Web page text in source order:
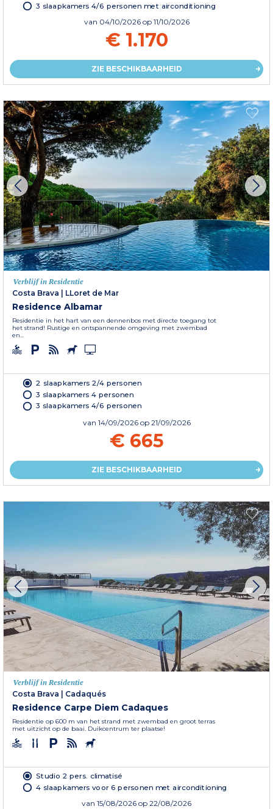
3 slaapkamers 4/6 personen met airconditioning
van 04/10/2026 op 11/10/2026
€ 1.170
ZIE BESCHIKBAARHEID
Verblijf in Residentie
Costa Brava
LLoret de Mar
Residence Albamar
Residentie in het hart van een dennenbos met directe toegang tot
het strand! Rustige en ontspannende omgeving met zwembad
en...
2 slaapkamers 2/4 personen
3 slaapkamers 4 personen
3 slaapkamers 4/6 personen
van 14/09/2026 op 21/09/2026
€ 665
ZIE BESCHIKBAARHEID
Verblijf in Residentie
Costa Brava
Cadaqués
Residence Carpe Diem Cadaques
Residentie op 600 m van het strand met zwembad en groot terras
met uitzicht op de baai. Duikcentrum ter plaatse!
Studio 2 pers. climatisé
4 slaapkamers voor 6 personen met airconditioning
van 15/08/2026 op 22/08/2026